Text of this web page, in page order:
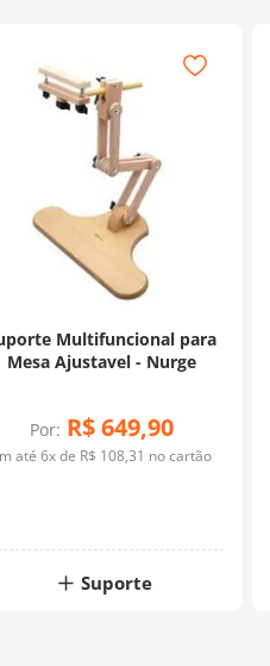
Multifuncional para
Mesa Ajustavel - Nurge
Por: R$649,90
até6x de R$ 108,31 no cartão
Suporte